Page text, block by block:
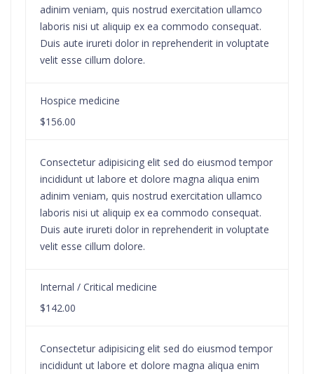
adinim veniam, quis nostrud exercitation ullamco
laboris nisi ut aliquip ex ea commodo consequat.
Duis aute irureti dolor in reprehenderit in voluptate
velit esse cillum dolore.
Hospice medicine
$156.00
Consectetur adipisicing elit sed do eiusmod tempor
incididunt ut labore et dolore magna aliqua enim
adinim veniam, quis nostrud exercitation ullamco
laboris nisi ut aliquip ex ea commodo consequat.
Duis aute irureti dolor in reprehenderit in voluptate
velit esse cillum dolore.
Internal / Critical medicine
$142.00
Consectetur adipisicing elit sed do eiusmod tempor
incididunt ut labore et dolore magna aliqua enim